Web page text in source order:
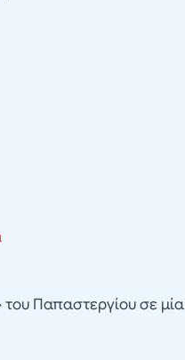
Παπαστεργίου σε μία